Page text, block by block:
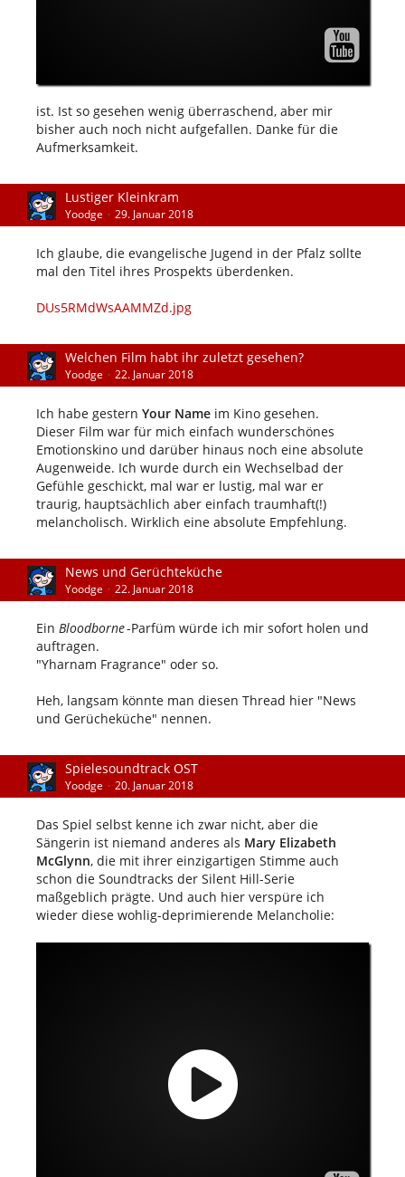
ist. Ist so gesehen wenig überraschend, aber mir
bisher auch noch nicht aufgefallen. Danke für die
Aufmerksamkeit.
Lustiger Kleinkram
Yoodge 29. Januar 2018
Ich glaube, die evangelische Jugend in der Pfalz sollte
mal den Titel ihres Prospekts überdenken.
DUs5RMdWsAAMMZd.jpg
Welchen Film habt ihr zuletzt gesehen?
Yoodge 22. Januar 2018
Ich habe gestern Your Name im Kino gesehen.
Dieser Film war für mich einfach wunderschönes
Emotionskino und darüber hinaus noch eine absolute
Augenweide. Ich wurde durch ein Wechselbad der
Gefühle geschickt, mal war er lustig, mal war er
traurig, hauptsächlich aber einfach traumhaft(!)
melancholisch. Wirklich eine absolute Empfehlung.
News und Gerüchteküche
Yoodge 22. Januar 2018
Ein Bloodborne-Parfüm würde ich mir sofort holen und
auftragen.
"Yharnam Fragrance" oder so.
Heh, langsam könnte man diesen Thread hier "News
und Gerücheküche" nennen.
Spielesoundtrack OST
Yoodge 20. Januar 2018
Das Spiel selbst kenne ich zwar nicht, aber die
Sängerin ist niemand anderes als Mary Elizabeth
McGlynn, die mit ihrer einzigartigen Stimme auch
schon die Soundtracks der Silent Hill-Serie
maßgeblich prägte. Und auch hier verspüre ich
wieder diese wohlig-deprimierende Melancholie: